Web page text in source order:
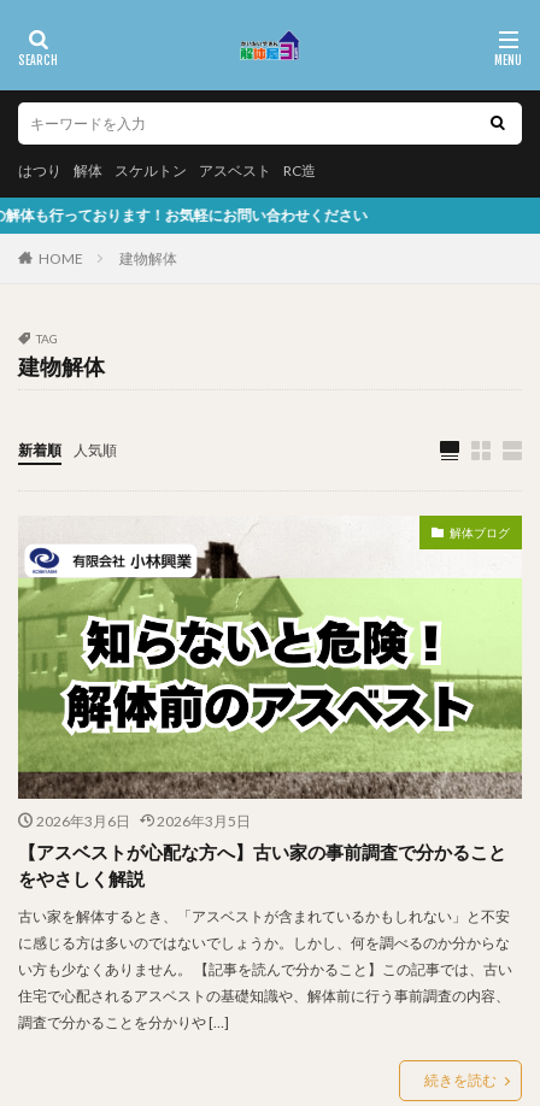
はつり 解体 スケルトン アスベスト RC造
にお問い合わせください
HOME 建物解体
TAG
建物解体
新着順 人気順
解体ブログ
2026年3月6日 2026年3月5日
【アスベストが心配な方へ】古い家の事前調査で分かること
をやさしく解説
古い家を解体するとき、「アスベストが含まれているかもしれない」と不安
に感じる方は多いのではないでしょうか。しかし、何を調べるのか分からな
い方も少なくありません。 【記事を読んで分かること】この記事では、古い
住宅で心配されるアスベストの基礎知識や、解体前に行う事前調査の内容、
調査で分かることを分かりや […]
続きを読む